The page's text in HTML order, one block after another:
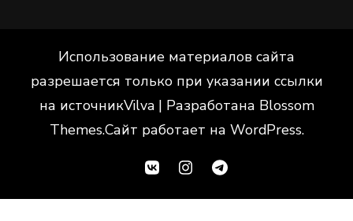
Использование материалов сайта
разрешается только при указании ссылки
на источникVilva | Разработана Blossom
Themes.Сайт работает на WordPress.